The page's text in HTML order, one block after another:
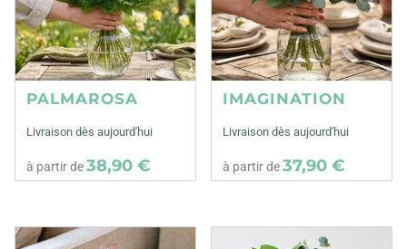
PALMAROSA
Livraison dès aujourd'hui
à partir de38,90 €
IMAGINATION
Livraison dès aujourd'hui
à partir de37,90 €